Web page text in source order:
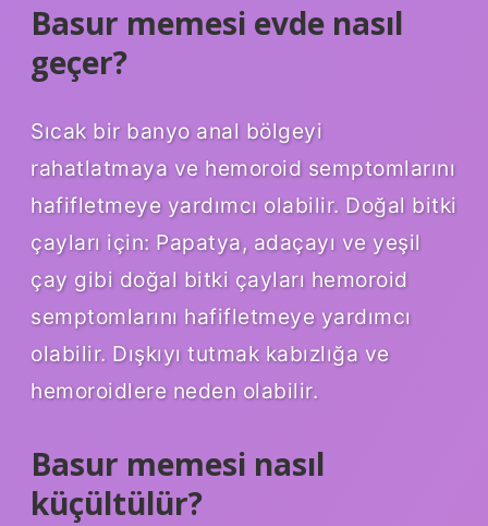
Basur memesi evde nasıl
geçer?
Sıcak bir banyo anal bölgeyi
rahatlatmaya ve hemoroid semptomlarını
hafifletmeye yardımcı olabilir. Doğal bitki
çayları için: Papatya, adaçayı ve yeşil
çay gibi doğal bitki çayları hemoroid
semptomlarını hafifletmeye yardımcı
olabilir. Dışkıyı tutmak kabızlığa ve
hemoroidlere neden olabilir.
Basur memesi nasıl
küçültülür?